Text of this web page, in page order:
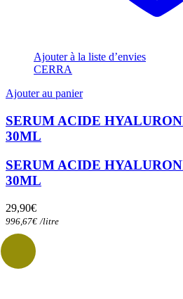
Ajouter à la liste d’envies
CERRA
Ajouter au panier
SERUM ACIDE
30ML
SERUM ACIDE
30ML
29,90€
996,67€ /litre